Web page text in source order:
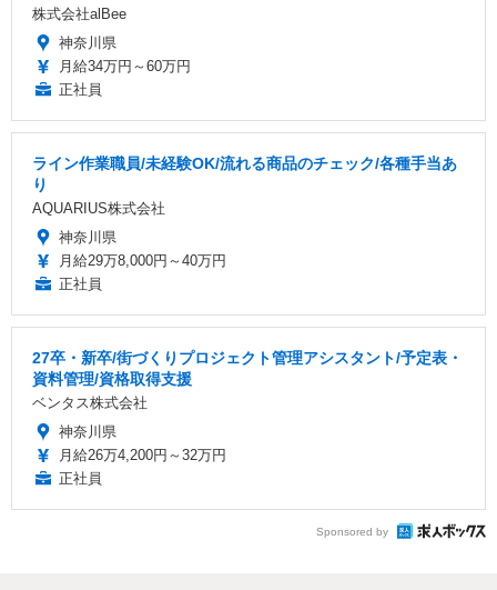
株式会社alBee
神奈川県
月給34万円～60万円
正社員
ライン作業職員/未経験OK/流れる商品のチェック/各種手当あ
り
AQUARIUS株式会社
神奈川県
月給29万8,000円～40万円
正社員
27卒・新卒/街づくりプロジェクト管理アシスタント/予定表・
資料管理/資格取得支援
ベンタス株式会社
神奈川県
月給26万4,200円～32万円
正社員
Sponsored by